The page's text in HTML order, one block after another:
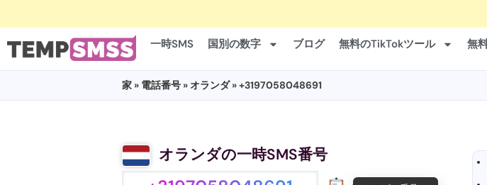
一時SMS 国別の数字 ブログ 無料のTikTokツール 無
家 » 電話番号 »オランダ» +3197058048691
オランダの一時SMS番号